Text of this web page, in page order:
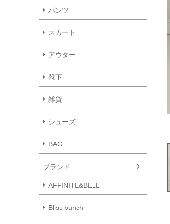
パンツ
スカート
アウター
靴下
雑貨
シューズ
BAG
ブランド
AFFINITE&BELL
Bliss bunch